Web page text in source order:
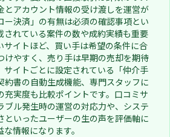
とアカウント情報の受け渡しを運営が
ー決済」の有無は必須の確認事項とい
されている案件の数や成約実績も重要
サイトほど、買い手は希望の条件に合
けやすく、売り手は早期の売却を期待
サイトごとに設定されている「仲介手
約書の自動生成機能、専門スタッフに
充実度も比較ポイントです。口コミサ
ブル発生時の運営の対応力や、システ
といったユーザーの生の声を評価軸に
情報になります。